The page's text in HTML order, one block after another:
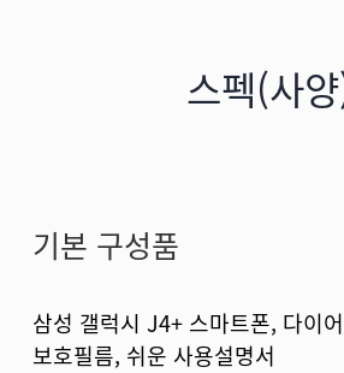
스펙(사
기본 구성품
삼성 갤럭시 J4+ 스마트폰, 다이
보호필름, 쉬운 사용설명서